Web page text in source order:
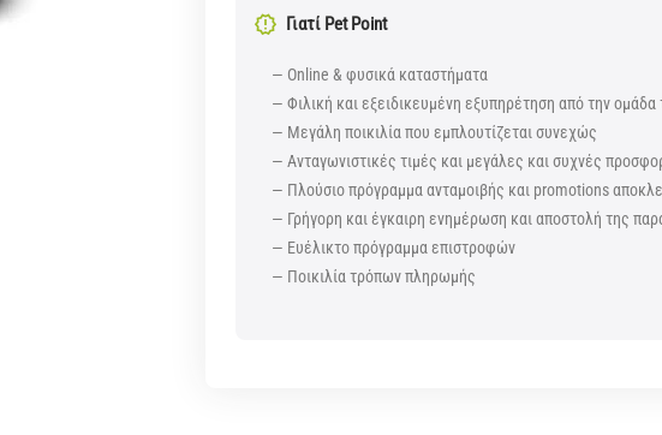
Γιατί Pet Point
— Online & φυσικά καταστήματα
— Φιλική και εξειδικευμένη εξυπηρέτηση από την
— Μεγάλη ποικιλία που εμπλουτίζεται συνεχώς
— Ανταγωνιστικές τιμές και μεγάλες και συχνές
— Πλούσιο πρόγραμμα ανταμοιβής και promotions
— Γρήγορη και έγκαιρη ενημέρωση και αποστολή της
— Ευέλικτο πρόγραμμα επιστροφών
— Ποικιλία τρόπων πληρωμής